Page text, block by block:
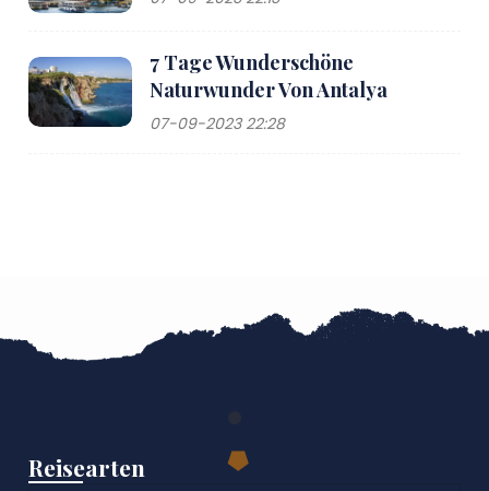
7 Tage Wunderschöne
Naturwunder Von Antalya
07-09-2023 22:28
Reisearten